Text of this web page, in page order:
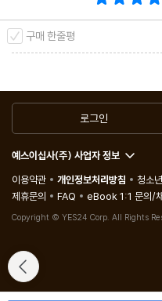
구매 한줄평
로그인
예스이십사(주) 사업자 정보
이용약관
개인정보처리방침
청소
제휴문의
FAQ eBook 1:1 문의/
Copyright © YES24 Corp. All Rights